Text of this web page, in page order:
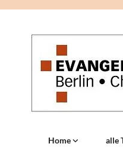
Home alle